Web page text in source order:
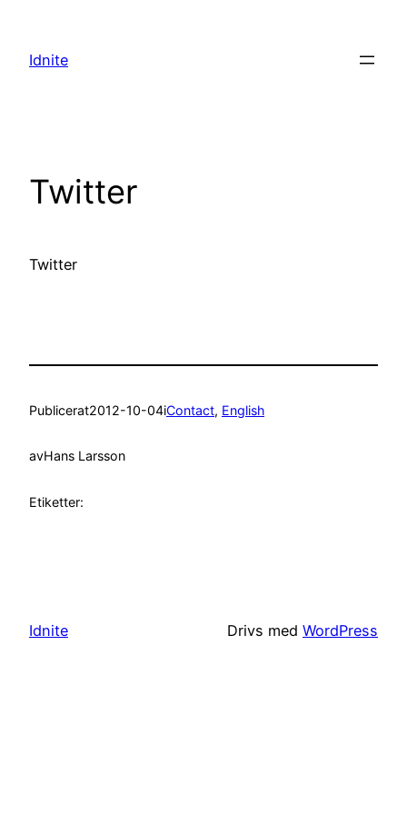
innehåll
Idnite
Twitter
Twitter
Publicerat2012-10-04iContact, English
avHans Larsson
Etiketter:
Idnite Drivs med WordPress